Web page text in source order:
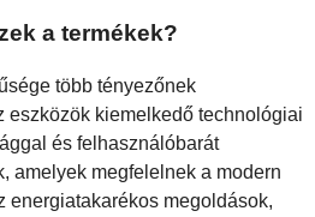
a termékek?
több tényezőnek
eszközök kiemelkedő technológiai
és felhasználóbarát
amelyek megfelelnek a modern
energiatakarékos megoldások,